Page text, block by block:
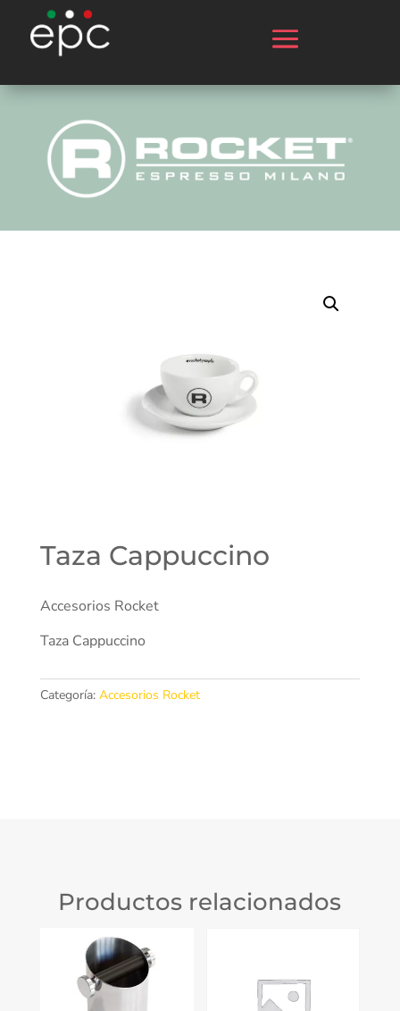
Taza Cappuccino
Accesorios Rocket
Taza Cappuccino
Categoría: Accesorios Rocket
Productos relacionados